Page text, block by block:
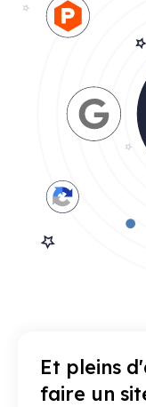
Et pleins
faire un